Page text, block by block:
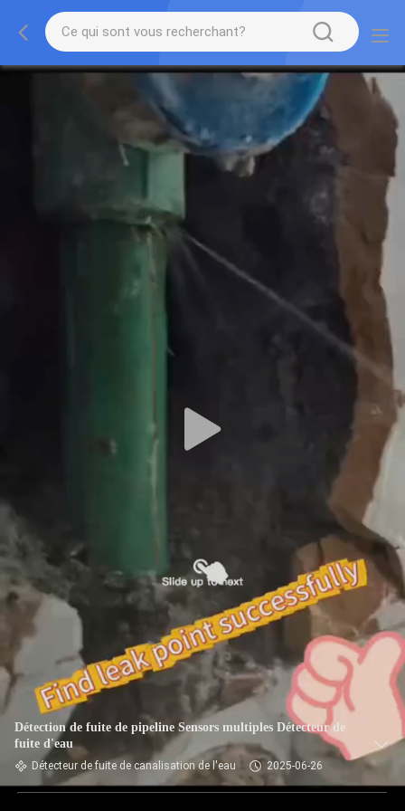
Détection de fuite de pipeline Sensors multiples Détecteur de
fuite d'eau
Détecteur de fuite de canalisation de l'eau 2025-06-26